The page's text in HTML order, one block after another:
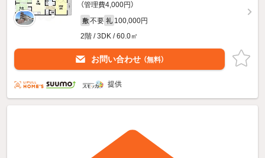
（管理費4,000円）
敷 不要 礼 100,000円
2階 / 3DK / 60.0㎡
お問い合わせ （無料）
提供